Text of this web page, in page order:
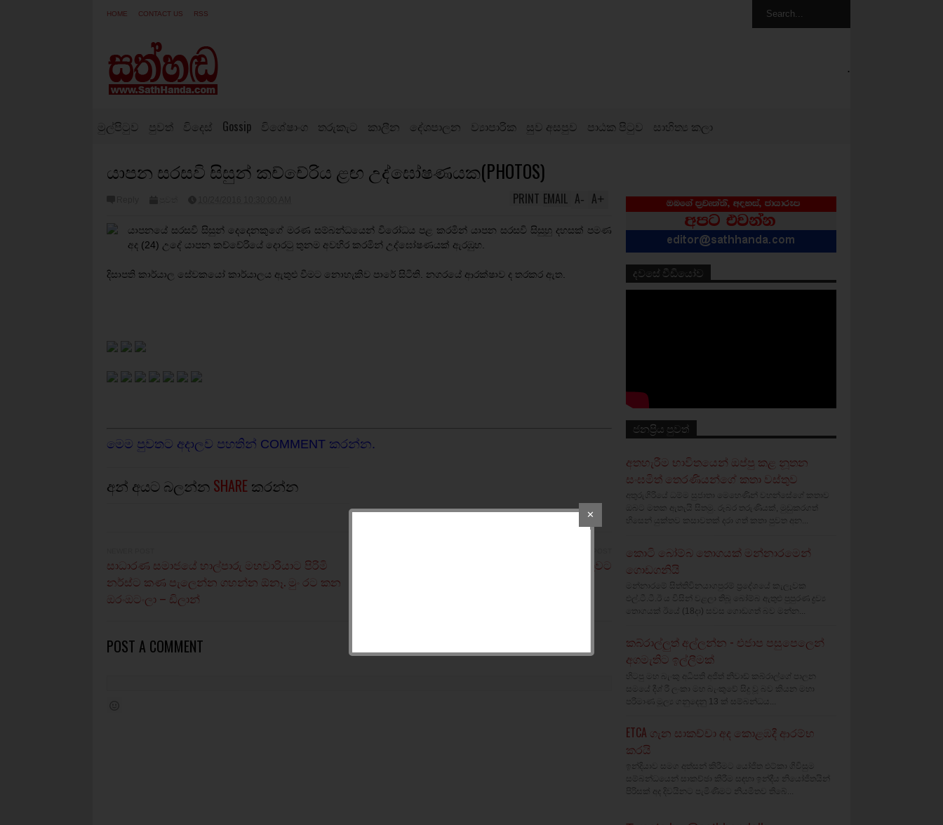
HOME CONTACT US RSS
.
මුල්පිටුව පුවත් විදෙස් Gossip විශේෂාංග තරුකැට කාලීන දේශපාලන ව්‍යාපාරික සුව අසපුව පාඨක පිටුව සාහිත්‍ය කලා
යාපන සරසවි සිසුන් කච්චේරිය ළඟ උද්ඝෝෂණයක(PHOTOS)
A+
A-
EMAIL
PRINT
යාපනයේ සරසවි සිසුන් දෙදෙනකුගේ මරණ සම්බන්ධයෙන් විරෝධය පළ කරමින් යාපන සරසවි සිසුහු දහසක් පමණ
අද (24) උදේ යාපන කච්චේරියේ දොරටු තුනම අවහිර කරමින් උද්ඝෝෂණයක් ඇරඹුහ.
දිසාපති කාර්යාල සේවකයෝ කාර්යාලය ඇතුළු වීමට නොහැකිව පාරේ සිටිති. නගරයේ ආරක්ෂාව ද තරකර ඇත.
මෙම පුවතට අදාලව පහතින් COMMENT කරන්න.
අන් අයට බලන්න SHARE කරන්න
සාධාරණ සමාජයේ හාල්පාරු මහචාරියාට පිරිමි
නර්ස්ට කණ පැලෙන්න ගහන්න ඕනෑ. මුං රට කන
ඔරංඔටංලා – ඩිලාන්
හිටපු නියෝජ්‍ය ඇමතිවරයෙක් අත්අඩංගුවට
POST A COMMENT
දවසේ වීඩියෝව
ජනප්‍රිය පුවත්
අතහැරීම භාවිතයෙන් ඔප්පු කළ නූතන
සංඝමිත් තෙරණියන්ගේ කතා වස්‌තුව
අතුරුගිරියේ ධම්ම සුජාතා මෙහෙණින් වහන්සේගේ කතාව
ඔබට මතක ඇතැයි සිතමු. රූබර තරුණියක්‌, මුඩුකරගත්
හිසෙන් යුක්‌තව කසාවතක්‌ දරා ගත් කතා පුවත අන...
කොටි බෝම්බ තොගයක් මන්නාරමෙන්
ගොඩගනියි
මන්නාරමේ සිත්තිවිනයාගපුරම් ප්‍රදේශයේ කැලෑවක
එල්.ටී.ටී.ඊ ය විසින් වළලා තිබූ බෝම්බ ඇතුළු පුපුරණ ද්‍රව්‍ය
තොගයක් ඊයේ (18දා) සවස ගොඩගත් බව මන්න...
කබ්රාල්ලුත් අල්ලන්න - එජාප පසුපෙලෙන්
අගමැතිට ඉල්ලීමක්
හිටපු මහ බැංකු අධිපති අජිත් නිවාඩ් කබ්රාල්ගේ පාලන
සමයේ දීශ්‍ රී ලංකා මහ බැංකුවේ සිදු වූ බව කියන මහා
පරිමාණ මූල්‍ය ගනුදෙනු 13 ක් සම්බන්ධය...
ETCA ගැන සාකච්චා අද කොළඹදී ආරම්භ
කරයි
ඉන්දියාව සමග අත්සන් කිරීමට යෝජිත එට්කා ගිවිසුම
සම්බන්ධයෙන් සාකච්ඡා කිරීම සඳහා ඉන්දීය නියෝජිතයින්
පිරිසක් අද දිවයිනට පැමිණීමට නියමිතව තිබේ...
✕